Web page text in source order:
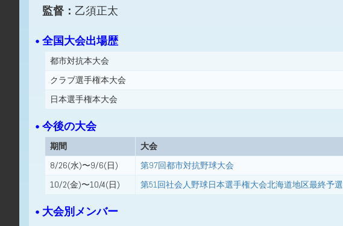
監督： 乙須正太
• 全国大会出場歴
都市対抗本大会
クラブ選手権本大会
日本選手権本大会
• 今後の大会
期間 大会
8/26(水)〜9/6(日)
第97回都市対抗野球大会
10/2(金)〜10/4(日)
第51回社会人野球日本選手権大会北海道地区最終予選
• 大会別メンバー